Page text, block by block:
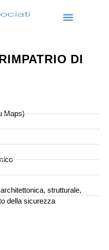
DI
Maps)
strutturale,
della sicurezza